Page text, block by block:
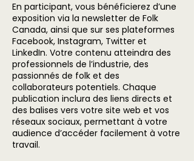
En participant, vous bénéficierez d’une
exposition via la newsletter de Folk
Canada, ainsi que sur ses plateformes
Facebook, Instagram, Twitter et
LinkedIn. Votre contenu atteindra des
professionnels de l’industrie, des
passionnés de folk et des
collaborateurs potentiels. Chaque
publication inclura des liens directs et
des balises vers votre site web et vos
réseaux sociaux, permettant à votre
audience d’accéder facilement à votre
travail.